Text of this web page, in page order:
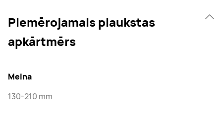
Piemērojamais plaukstas
apkārtmērs
Melna
130-210 mm